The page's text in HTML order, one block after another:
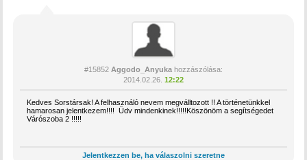
#15852 Aggodo_Anyuka hozzászólása:
2014.02.26. 12:22
Kedves Sorstársak! A felhasználó nevem megválltozott !! A történetünkkel
hamarosan jelentkezem!!!! Üdv mindenkinek!!!!!Köszönöm a segítségedet
Várószoba 2 !!!!!
Jelentkezzen be, ha válaszolni szeretne